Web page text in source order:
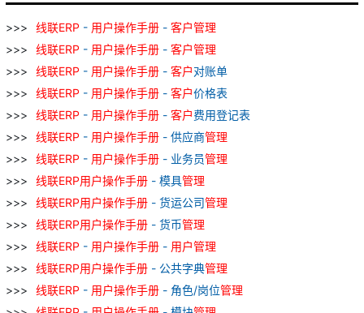
线联ERP - 用户操作手册 - 客户管理
线联ERP - 用户操作手册 - 客户管理
线联ERP - 用户操作手册 - 客户对账单
线联ERP - 用户操作手册 - 客户价格表
线联ERP - 用户操作手册 - 客户费用登记表
线联ERP - 用户操作手册 - 供应商管理
线联ERP - 用户操作手册 - 业务员管理
线联ERP用户操作手册 - 模具管理
线联ERP用户操作手册 - 货运公司管理
线联ERP用户操作手册 - 货币管理
线联ERP - 用户操作手册 - 用户管理
线联ERP用户操作手册 - 公共字典管理
线联ERP - 用户操作手册 - 角色/岗位管理